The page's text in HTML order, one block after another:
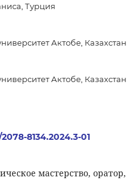
Турция
Актобе, Казахстан
Актобе, Казахстан
8134.2024.3-01
мастерство, оратор,